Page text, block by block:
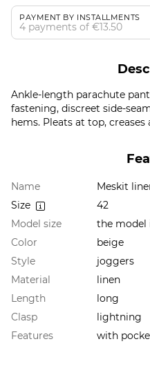
PAYMENT BY INSTALLMENTS
4 payments of €13.50
Ankle-length parachute
fastening, discreet side-
hems. Pleats at top,
Name
Meskit
Size
42
Model size
the model
Color
beige
Style
joggers
Material
linen
Length
long
Clasp
lightning
Features
with